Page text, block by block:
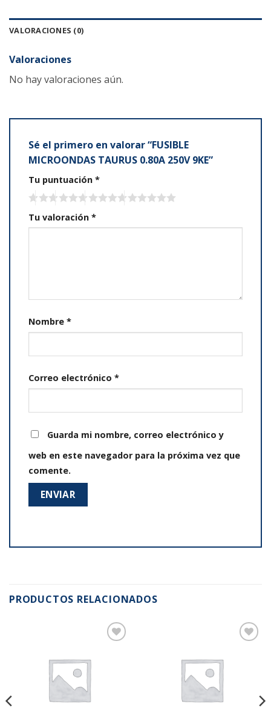
VALORACIONES (0)
Valoraciones
No hay valoraciones aún.
Sé el primero en valorar “FUSIBLE
MICROONDAS TAURUS 0.80A 250V 9KE”
Tu puntuación *
Tu valoración *
Nombre *
Correo electrónico *
Guarda mi nombre, correo electrónico y
web en este navegador para la próxima vez que
comente.
PRODUCTOS RELACIONADOS